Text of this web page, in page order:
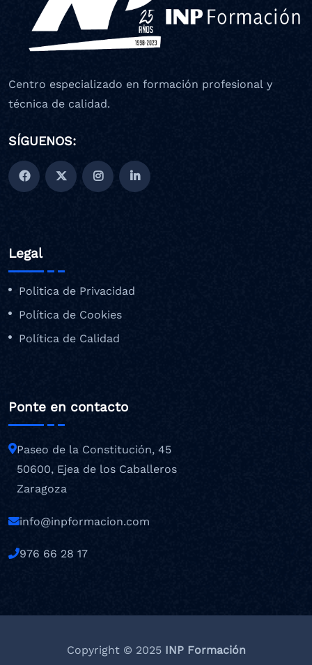
Centro especializado en formación profesional y
técnica de calidad.
SÍGUENOS:
Legal
Politica de Privacidad
Política de Cookies
Política de Calidad
Ponte en contacto
Paseo de la Constitución, 45
50600, Ejea de los Caballeros
Zaragoza
info@inpformacion.com
976 66 28 17
Copyright © 2025INP Formación